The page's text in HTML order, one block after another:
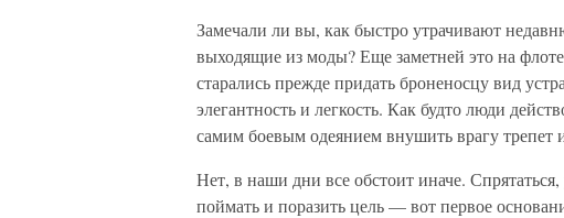
Замечали ли вы, как быстро утрачивают
выходящие из моды? Еще заметней это на
старались прежде придать броненосцу вид
элегантность и легкость. Как будто люди
самим боевым одеянием внушить врагу трепет
Нет, в наши дни все обстоит иначе.
поймать и поразить цель — вот первое